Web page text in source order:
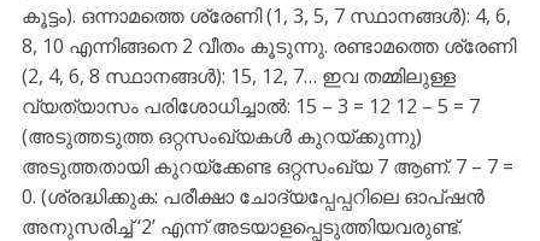
കൂട്ടം). ഒന്നാമത്തെ ശ്രേണി (1, 3, 5, 7 സ്ഥാനങ്ങൾ): 4, 6,
8, 10 എന്നിങ്ങനെ 2 വീതം കൂടുന്നു. രണ്ടാമത്തെ ശ്രേണി
(2, 4, 6, 8 സ്ഥാനങ്ങൾ): 15, 12, 7… ഇവ തമ്മിലുള്ള
വ്യത്യാസം പരിശോധിച്ചാൽ: 15 – 3 = 12 12 – 5 = 7
(അടുത്തടുത്ത ഒറ്റസംഖ്യകൾ കുറയ്ക്കുന്നു)
അടുത്തതായി കുറയ്ക്കേണ്ട ഒറ്റസംഖ്യ 7 ആണ്. 7 – 7 =
0. (ശ്രദ്ധിക്കുക: പരീക്ഷാ ചോദ്യപ്പേപ്പറിലെ ഓപ്ഷൻ
അനുസരിച്ച് ‘2’ എന്ന് അടയാളപ്പെടുത്തിയവരുണ്ട്.